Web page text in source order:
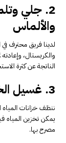
2. جلي
والألماس
لدينا فريق محترف
والكريستال،
الناتجة عن كثرة
3. غسيل الخزانات وتعقيمها
ننظف خزانات
يمكن تخزين المياه
مصرح بها.